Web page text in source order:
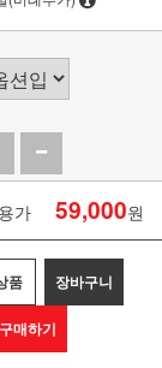
가 59,000원
품 장바구니
구매하기